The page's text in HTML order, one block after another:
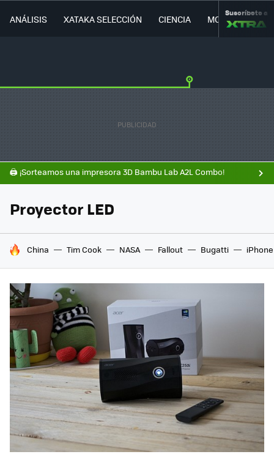
ANÁLISIS XATAKA SELECCIÓN CIENCIA MOVILIDAD
Suscríbete a
🖨️ ¡Sorteamos una impresora 3D Bambu Lab A2L Combo!
Proyector LED
HOY SE HABLA DE
China Tim Cook NASA Fallout Bugatti iPhone